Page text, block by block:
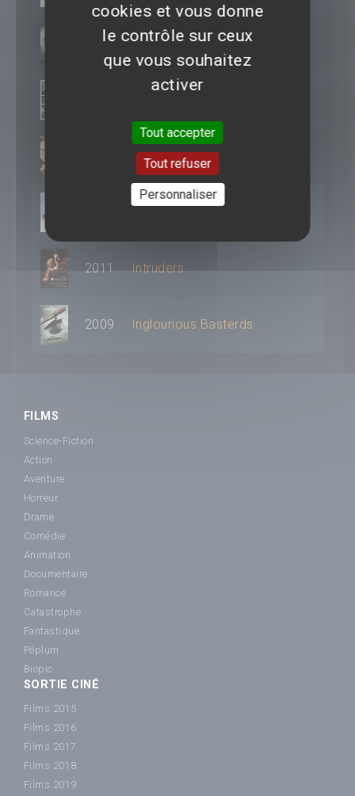
2014 Un Homme très recherché
Rush
2011 Intruders
2009 Inglourious Basterds
FILMS
Science-Fiction
Action
Aventure
Horreur
Drame
Comédie
Animation
Documentaire
Romance
Catastrophe
Fantastique
Péplum
Biopic
SORTIE CINÉ
Films 2015
Films 2016
Films 2017
Films 2018
Films 2019
cookies et vous donne
le contrôle sur ceux
que vous souhaitez
activer
Tout accepter
Tout refuser
Personnaliser